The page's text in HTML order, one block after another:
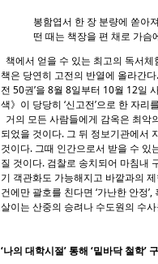
봉함엽서 한 장 분량에 쏟아
떤 때는 책장을 편 채로 가슴
책에서 얻을 수 있는 최고의 독서
책은 당연히 고전의 반열에 올라간
전 50권’을 8월 8일부터 10월 12일
색》이 당당히 ‘신고전’으로 한 자리
거의 모든 사람들에게 감옥은 최악
되었을 것이다. 그 뒤 정보기관에서
것이다. 그때 인간으로서 받을 수
질 것이다. 검찰로 송치되어 마침내
기 객관화도 가능해지고 바깥과의
건에만 괄호를 친다면 ‘가난한 안정
살이는 산중의 승려나 수도원의 수
‘나의 대학시절’ 통해 ‘밑바닥 철학’